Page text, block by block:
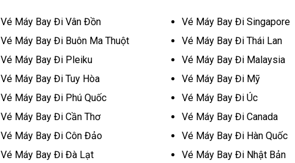
Vé Máy Bay Đi Vân Đồn
Vé Máy Bay Đi Buôn Ma Thuột
Vé Máy Bay Đi Pleiku
Vé Máy Bay Đi Tuy Hòa
Vé Máy Bay Đi Phú Quốc
Vé Máy Bay Đi Cần Thơ
Vé Máy Bay Đi Côn Đảo
Vé Máy Bay Đi Đà Lạt
Vé Máy Bay Đi Singapore
Vé Máy Bay Đi Thái Lan
Vé Máy Bay Đi Malaysia
Vé Máy Bay Đi Mỹ
Vé Máy Bay Đi Úc
Vé Máy Bay Đi Canada
Vé Máy Bay Đi Hàn Quốc
Vé Máy Bay Đi Nhật Bản